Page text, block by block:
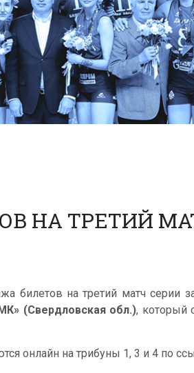
НА ТРЕТИЙ
билетов на третий матч серии
(Свердловская обл.), который
онлайн на трибуны 1, 3 и 4 по